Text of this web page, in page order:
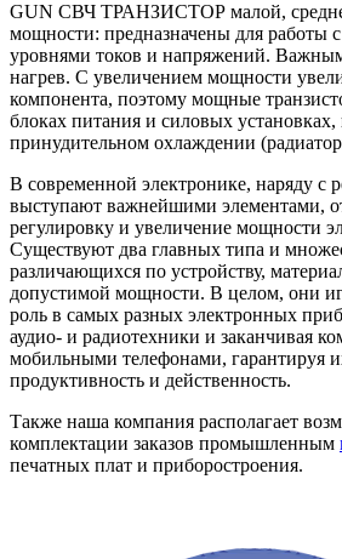
GUN СВЧ ТРАНЗИСТОР малой,
мощности: предназначены для работы
уровнями токов и напряжений.
нагрев. С увеличением мощности
компонента, поэтому мощные
блоках питания и силовых
принудительном охлаждении
В современной электронике, наряду с
выступают важнейшими элементами,
регулировку и увеличение мощности
Существуют два главных типа и
различающихся по устройству,
допустимой мощности. В целом, они
роль в самых разных электронных
аудио- и радиотехники и заканчивая
мобильными телефонами, гарантируя
продуктивность и действенность.
Также наша компания располагает
комплектации заказов промышленным
печатных плат и приборостроения.